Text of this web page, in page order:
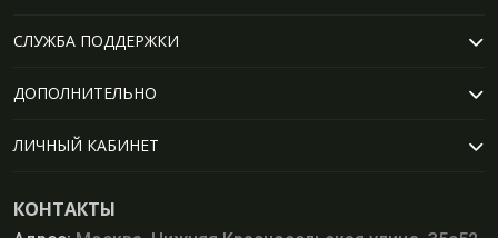
СЛУЖБА ПОДДЕРЖКИ
ДОПОЛНИТЕЛЬНО
ЛИЧНЫЙ КАБИНЕТ
КОНТАКТЫ